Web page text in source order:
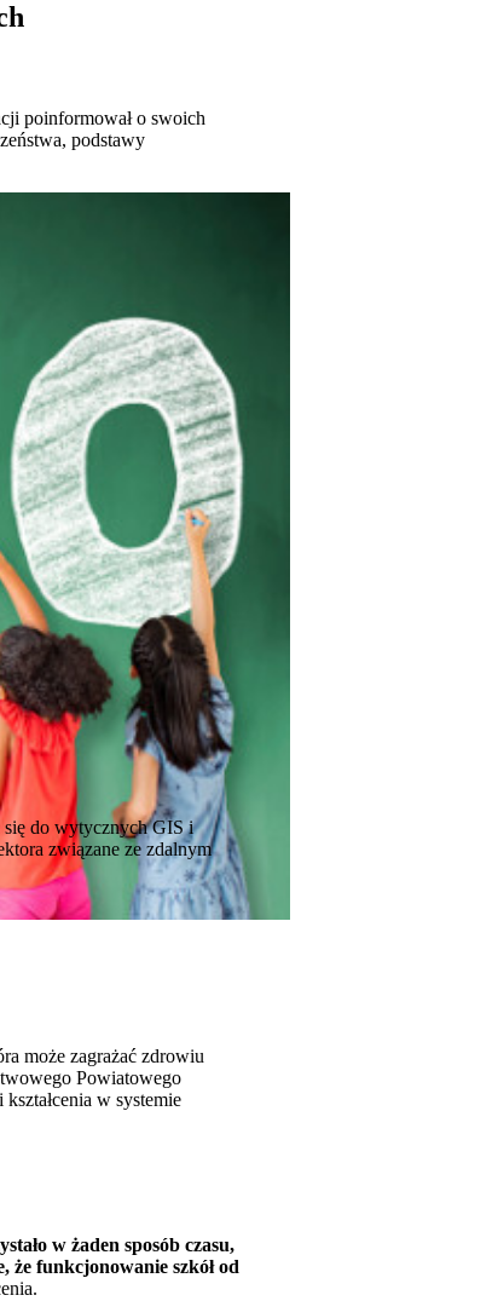
poinformował o swoich
podstawy
się do wytycznych GIS i
związane ze zdalnym
może zagrażać zdrowiu
Powiatowego
w systemie
w żaden sposób czasu,
że funkcjonowanie szkół od